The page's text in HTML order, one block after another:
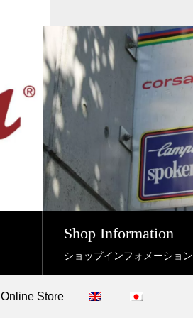
Shop Information
ショップインフォメーション
Online Store